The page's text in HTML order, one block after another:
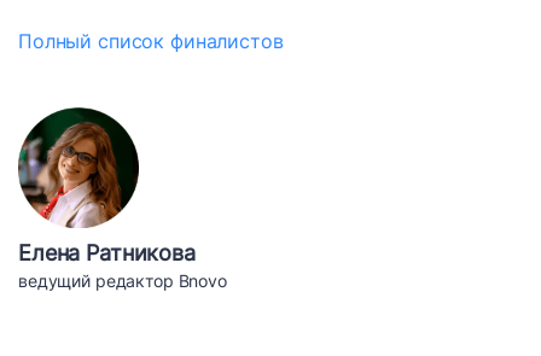
Полный список финалистов
Елена Ратникова
ведущий редактор Bnovo